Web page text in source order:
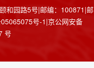
和园路5号|邮编：100871|邮
号-1|京公网安备
号